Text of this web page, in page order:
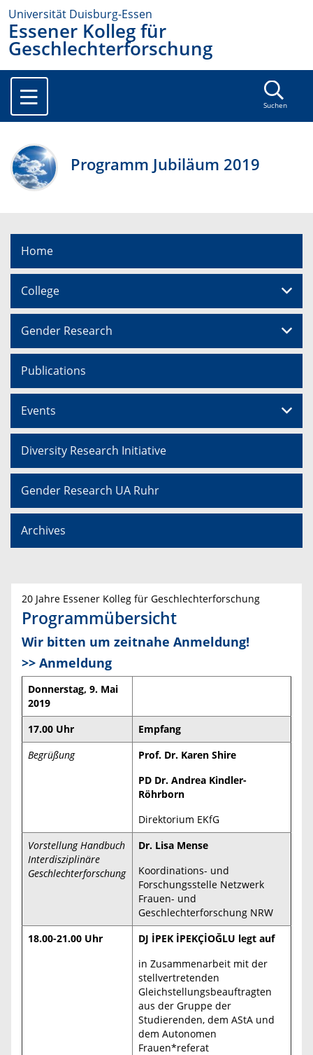
Universität Duisburg-Essen
Essener Kolleg für
Geschlechterforschung
Suchen
Programm Jubiläum 2019
Home
College
Gender Research
Publications
Events
Diversity Research Initiative
Gender Research UA Ruhr
Archives
20 Jahre Essener Kolleg für Geschlechterforschung
Programmübersicht
Wir bitten um zeitnahe Anmeldung!
>> Anmeldung
Donnerstag, 9. Mai
2019
17.00 Uhr
Empfang
Begrüßung
Prof. Dr. Karen Shire
PD Dr. Andrea Kindler-
Röhrborn
Direktorium EKfG
Vorstellung Handbuch
Interdisziplinäre
Geschlechterforschung
Dr. Lisa Mense
Koordinations- und
Forschungsstelle Netzwerk
Frauen- und
Geschlechterforschung NRW
18.00-21.00 Uhr
DJ İPEK İPEKÇİOĞLU legt auf
in Zusammenarbeit mit der
stellvertretenden
Gleichstellungsbeauftragten
aus der Gruppe der
Studierenden, dem AStA und
dem Autonomen
Frauen*referat